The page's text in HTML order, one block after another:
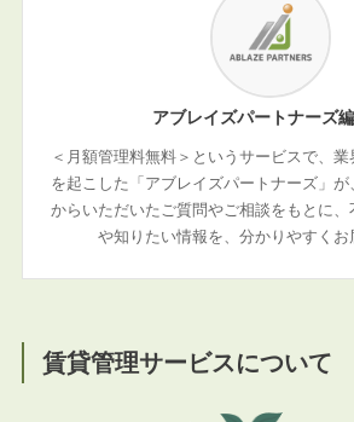
アブレイズパートナーズ
＜月額管理料無料＞というサービスで、
を起こした「アブレイズパートナーズ」
からいただいたご質問やご相談をもとに
や知りたい情報を、分かりやすくお
賃貸管理サービスについて